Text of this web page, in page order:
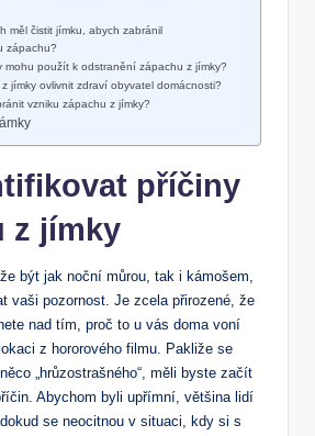
měl čistit jímku, abych zabránil
zápachu?
mohu použít k odstranění zápachu z jímky?
jímky ovlivnit zdraví obyvatel domácnosti?
vzniku zápachu z jímky?
příčiny
z jímky
být jak noční můrou, tak i kámošem,
vaši pozornost. Je zcela přirozené, že
nad tím, proč to u vás doma voní
z hororového filmu. Pakliže se
„hrůzostrašného“, měli byste začít
Abychom byli upřímní, většina lidí
se neocitnou v situaci, kdy si s